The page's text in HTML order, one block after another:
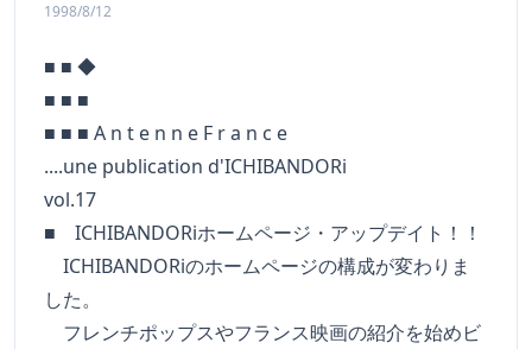
1998/8/12
■ ■ ◆
■ ■ ■
■ ■ ■ A n t e n n e F r a n c e
....une publication d'ICHIBANDORi
vol.17
■ ICHIBANDORiホームページ・アップデイト！！
ICHIBANDORiのホームページの構成が変わりま
した。
フレンチポップスやフランス映画の紹介を始めビ